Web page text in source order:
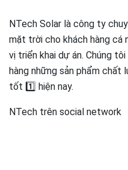
NTech Solar là công ty
mặt trời cho khách hàng cá
vị triển khai dự án. Chúng
hàng những sản phẩm chất
tốt 1️⃣ hiện nay.
NTech trên social network